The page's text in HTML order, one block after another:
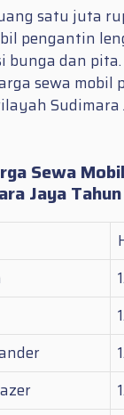
satu juta
pengantin
bunga dan
sewa mobil
Sudimara
Sewa
Jaya